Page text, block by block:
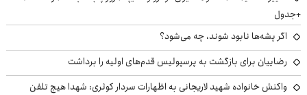
+جدول
اگر پشه‌ها نابود شوند، چه می‌شود؟
رضاییان برای بازگشت به پرسپولیس قدم‌های اولیه را برداشت
واکنش خانواده شهید لاریجانی به اظهارات سردار کوثری: شهدا هیچ تلفن